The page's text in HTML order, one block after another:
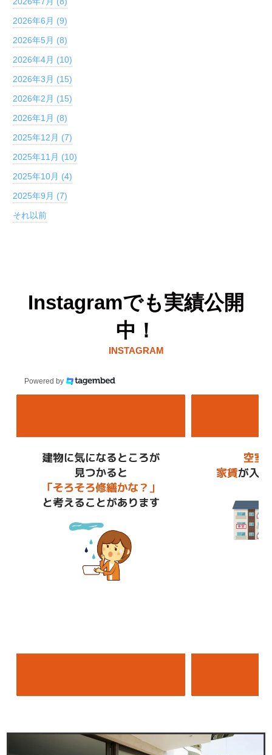
2026年6月 (9)
2026年5月 (8)
2026年4月 (10)
2026年3月 (15)
2026年2月 (15)
2026年1月 (8)
2025年12月 (7)
2025年11月 (10)
2025年10月 (4)
2025年9月 (7)
それ以前
Instagramでも実績公開
中！
INSTAGRAM
Powered by